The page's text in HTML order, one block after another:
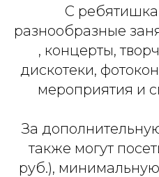
С
разнообразные
, концерты,
дискотеки,
мероприятия и
За
также могут
руб.),